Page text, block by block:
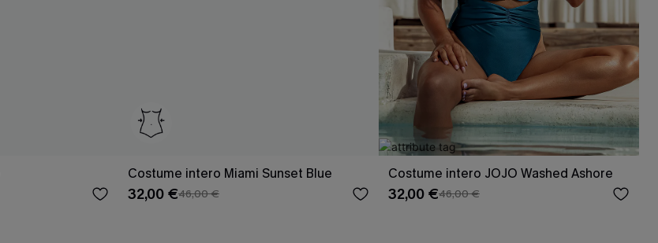
Costume intero Miami Sunset Blue
32,00 €46,00 €
Costume intero JOJO Washed Ashore
32,00 €46,00 €